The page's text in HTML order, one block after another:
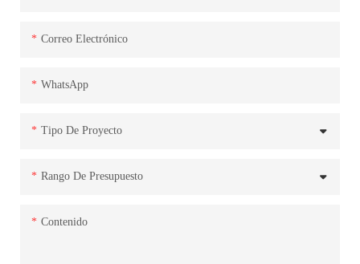
Correo Electrónico
WhatsApp
Tipo De Proyecto
Rango De Presupuesto
Contenido